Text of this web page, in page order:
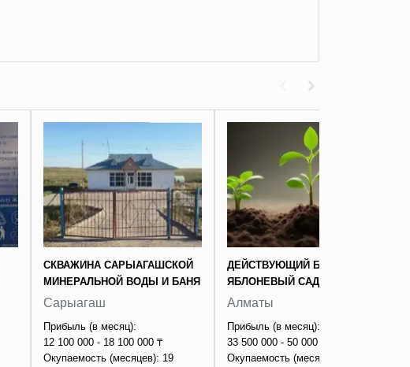
СКВАЖИНА САРЫАГАШСКОЙ
МИНЕРАЛЬНОЙ ВОДЫ И БАНЯ
Сарыагаш
Прибыль (в месяц):
12 100 000 - 18 100 000 ₸
Окупаемость (месяцев): 19
ДЕЙСТВУЮЩИЙ БИЗНЕС -
ЯБЛОНЕВЫЙ САД
Алматы
Прибыль (в месяц):
33 500 000 - 50 000 000 ₸
Окупаемость (месяцев): 19